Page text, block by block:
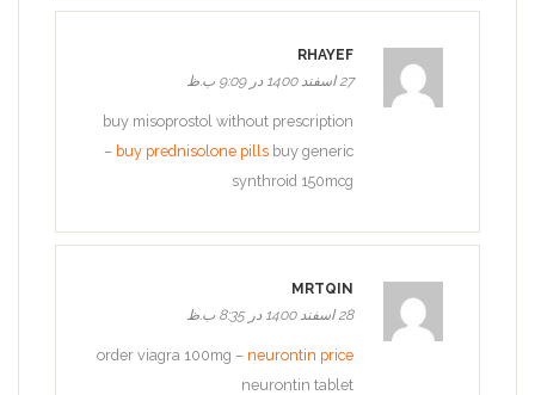
RHAYEF
27 اسفند 1400 در 9:09 ب.ظ
buy misoprostol without prescription
– buy prednisolone pills buy generic
synthroid 150mcg
MRTQIN
28 اسفند 1400 در 8:35 ب.ظ
order viagra 100mg – neurontin price
neurontin tablet